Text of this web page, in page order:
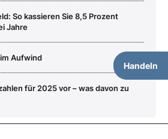
Handeln
So kassieren Sie 8,5 Prozent
Jahre
Aufwind
für 2025 vor – was davon zu